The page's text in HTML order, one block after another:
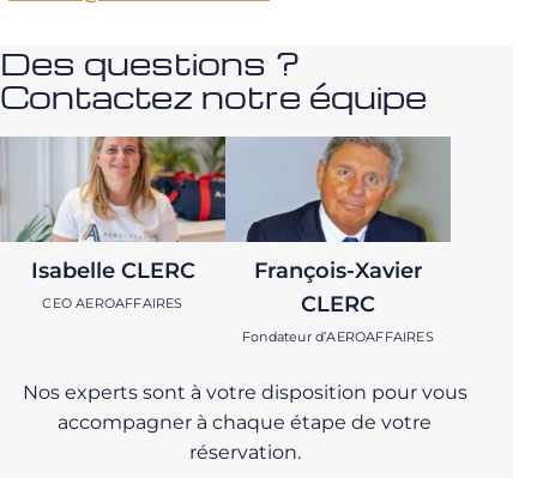
Des questions ?
Contactez notre équipe
Isabelle CLERC
CEO AEROAFFAIRES
François-Xavier
CLERC
Fondateur d’AEROAFFAIRES
Nos experts sont à votre disposition pour vous
accompagner à chaque étape de votre
réservation.